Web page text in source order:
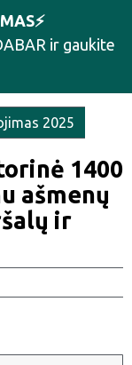
ir gaukite
2025
1400
ašmenų
ir